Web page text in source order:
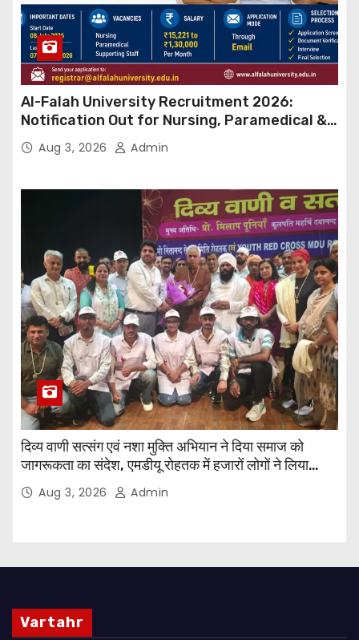
Al-Falah University Recruitment 2026:
Notification Out for Nursing, Paramedical &
Supporting Staff Posts, Apply Through Email
Aug 3, 2026 Admin
दिव्य वाणी सत्संग एवं नशा मुक्ति अभियान ने दिया समाज को
जागरूकता का संदेश, एमडीयू रोहतक में हजारों लोगों ने लिया
संकल्पAug 3, 2026 Admin
Vartahr